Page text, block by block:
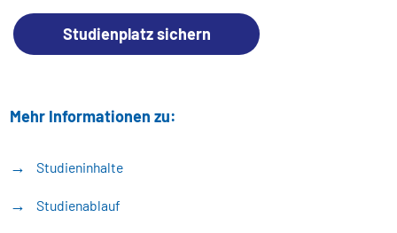
Studienplatz sichern
Mehr Informationen zu:
Studieninhalte
Studienablauf